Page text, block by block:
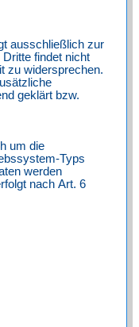
ausschließlich zur
findet nicht
zu widersprechen.
geklärt bzw.
um die
Typs
werden
nach Art. 6